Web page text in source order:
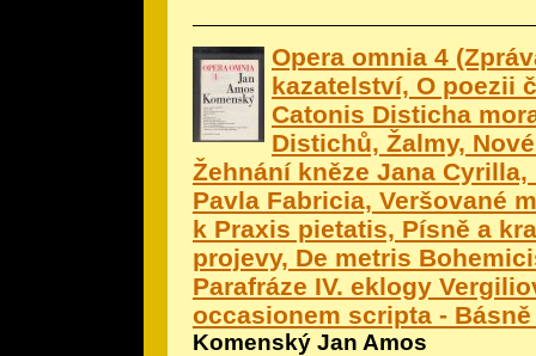
Opera omnia 4
kazatelství, O poezii
Catonis Disticha
Distichů, Žalmy,
Žehnání kněze Jana
Pavla Fabricia, Veršované
k Praxis pietatis, Písně a
projevy, De metris
Parafráze IV. eklogy
occasionem scripta -
Komenský Jan Amos